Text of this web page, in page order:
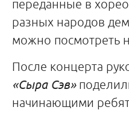
переданные в
разных народов
можно посмотреть
После концерта
«Сыра Сэв»
начинающими